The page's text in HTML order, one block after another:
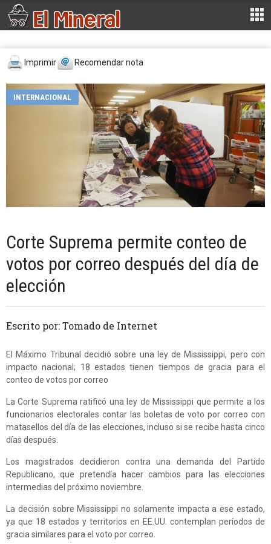
Imprimir Recomendar nota
INTERNACIONAL
Corte Suprema permite conteo de
votos por correo después del día de
elección
Escrito por: Tomado de Internet
El Máximo Tribunal decidió sobre una ley de Mississippi, pero con
impacto nacional; 18 estados tienen tiempos de gracia para el
conteo de votos por correo
La Corte Suprema ratificó una ley de Mississippi que permite a los
funcionarios electorales contar las boletas de voto por correo con
matasellos del día de las elecciones, incluso si se recibe hasta cinco
días después.
Los magistrados decidieron contra una demanda del Partido
Republicano, que pretendía hacer cambios para las elecciones
intermedias del próximo noviembre.
La decisión sobre Mississippi no solamente impacta a ese estado,
ya que 18 estados y territorios en EE.UU. contemplan períodos de
gracia similares para el voto por correo.